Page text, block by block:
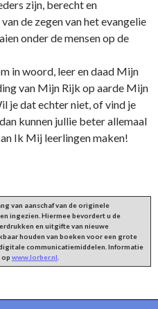
zijn, berecht en
de zegen van het evangelie
onder de mensen op de
in woord, leer en daad Mijn
van Mijn Rijk op aarde Mijn
je dat echter niet, of vind je
kunnen jullie beter allemaal
Ik Mij leerlingen maken!
van aanschaf van de originele
ingezien. Hiermee bevordert u de
en uitgifte van nieuwe
houden van boeken voor een grote
communicatiemiddelen. Informatie
op www.lorber.nl